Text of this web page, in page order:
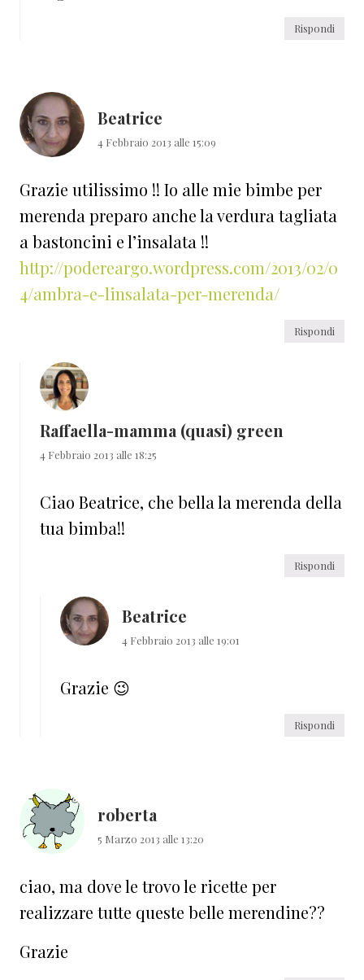
Rispondi
Beatrice
4 Febbraio 2013 alle 15:09
Grazie utilissimo !! Io alle mie bimbe per
merenda preparo anche la verdura tagliata
a bastoncini e l’insalata !!
http://podereargo.wordpress.com/2013/02/0
4/ambra-e-linsalata-per-merenda/
Rispondi
Raffaella-mamma (quasi) green
4 Febbraio 2013 alle 18:25
Ciao Beatrice, che bella la merenda della
tua bimba!!
Rispondi
Beatrice
4 Febbraio 2013 alle 19:01
Grazie 😉
Rispondi
roberta
5 Marzo 2013 alle 13:20
ciao, ma dove le trovo le ricette per
realizzare tutte queste belle merendine??
Grazie